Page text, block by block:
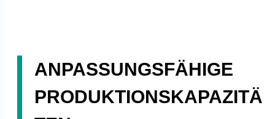
ANPASSUNGSFÄHIGE
PRODUKTIONSKAPAZITÄ